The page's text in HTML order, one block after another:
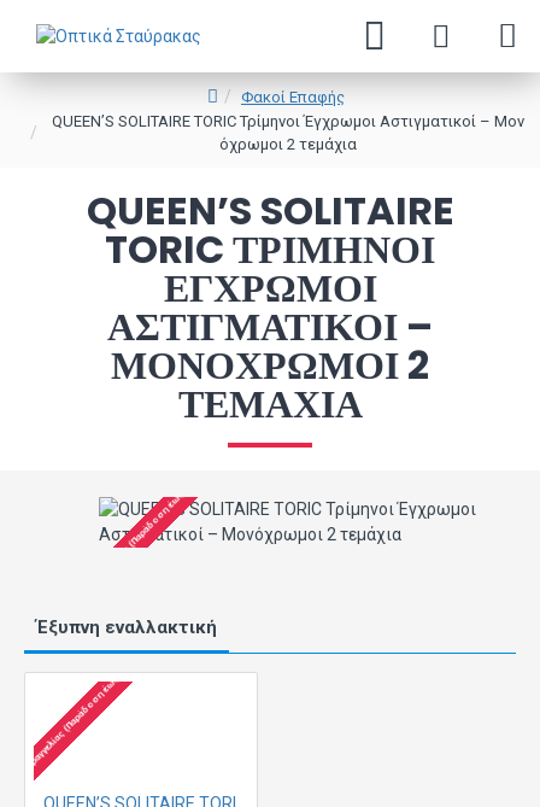
Φακοί Επαφής
QUEEN’S SOLITAIRE TORIC Τρίμηνοι Έγχρωμοι Αστιγματικοί – Μον
όχρωμοι 2 τεμάχια
QUEEN’S SOLITAIRE
TORIC ΤΡΊΜΗΝΟΙ
ΈΓΧΡΩΜΟΙ
ΑΣΤΙΓΜΑΤΙΚΟΊ –
ΜΟΝΌΧΡΩΜΟΙ 2
ΤΕΜΆΧΙΑ
Κατόπιν Παραγγελίας (Παράδοση έως 30 ημέρες)
Έξυπνη εναλλακτική
(Παράδοση έως 30 ημέρες)